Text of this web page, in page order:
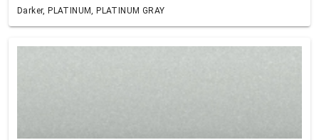
Darker, PLATINUM, PLATINUM GRAY